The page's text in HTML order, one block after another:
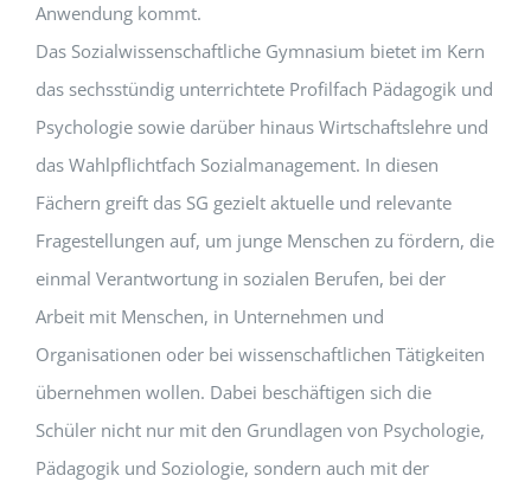
Anwendung kommt.
Das Sozialwissenschaftliche Gymnasium bietet im Kern
das sechsstündig unterrichtete Profilfach Pädagogik und
Psychologie sowie darüber hinaus Wirtschaftslehre und
das Wahlpflichtfach Sozialmanagement. In diesen
Fächern greift das SG gezielt aktuelle und relevante
Fragestellungen auf, um junge Menschen zu fördern, die
einmal Verantwortung in sozialen Berufen, bei der
Arbeit mit Menschen, in Unternehmen und
Organisationen oder bei wissenschaftlichen Tätigkeiten
übernehmen wollen. Dabei beschäftigen sich die
Schüler nicht nur mit den Grundlagen von Psychologie,
Pädagogik und Soziologie, sondern auch mit der